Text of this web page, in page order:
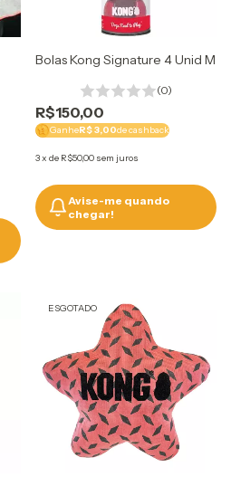
Bolas Kong Signature 4 Unid M
(0)
R$150,00
GanheR$ 3,00de cashback
3x de R$50,00 sem juros
Avise-me quando
chegar!
ESGOTADO